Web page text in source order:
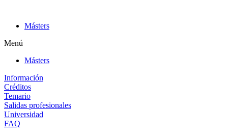
contenidoMásters
Menú
Másters
Información
Créditos
Temario
Salidas profesionales
Universidad
FAQ